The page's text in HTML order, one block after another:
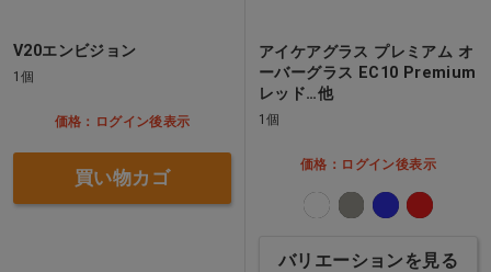
V20エンビジョン
1個
価格：ログイン後表示
買い物カゴ
アイケアグラス プレミアム オ
ーバーグラス EC10 Premium
レッド…他
1個
価格：ログイン後表示
バリエーションを見る